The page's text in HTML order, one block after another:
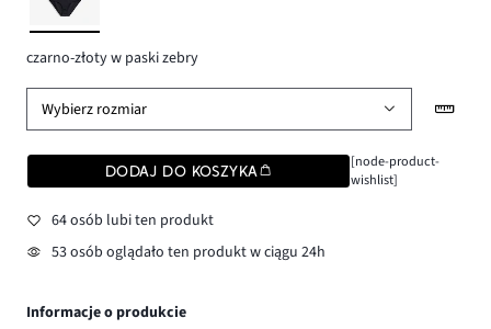
czarno-złoty w paski zebry
Wybierz rozmiar
DODAJ DO KOSZYKA
[node-product-
wishlist]
64 osób lubi ten produkt
53 osób oglądało ten produkt w ciągu 24h
Informacje o produkcie